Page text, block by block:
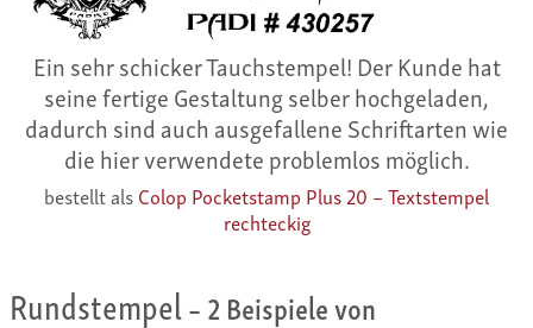
Ein sehr schicker Tauchstempel! Der Kunde hat
seine fertige Gestaltung selber hochgeladen,
dadurch sind auch ausgefallene Schriftarten wie
die hier verwendete problemlos möglich.
bestellt alsColop Pocketstamp Plus 20 – Textstempel
rechteckig
Rundstempel– 2 Beispiele von